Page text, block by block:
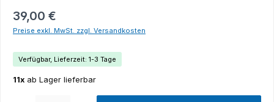
39,00 €
Preise exkl. MwSt. zzgl. Versandkosten
Verfügbar, Lieferzeit: 1-3 Tage
11x ab Lager lieferbar